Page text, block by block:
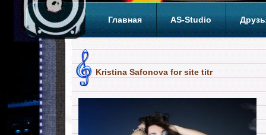
Главная AS-Studio
Kristina Safonova for site titr